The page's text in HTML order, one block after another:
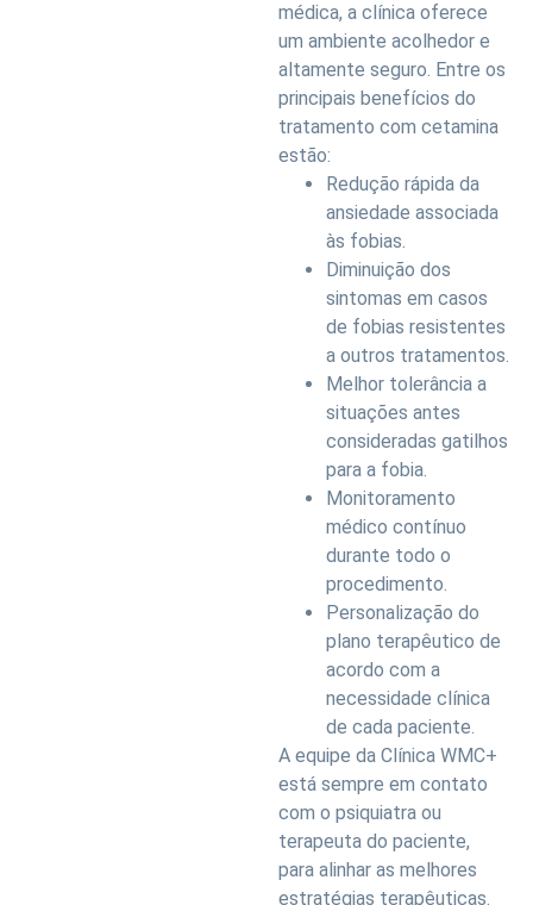
médica, a clínica oferece
um ambiente acolhedor e
altamente seguro. Entre os
principais benefícios do
tratamento com cetamina
estão:
Redução rápida da
ansiedade associada
às fobias.
Diminuição dos
sintomas em casos
de fobias resistentes
a outros tratamentos.
Melhor tolerância a
situações antes
consideradas gatilhos
para a fobia.
Monitoramento
médico contínuo
durante todo o
procedimento.
Personalização do
plano terapêutico de
acordo com a
necessidade clínica
de cada paciente.
A equipe da Clínica WMC+
está sempre em contato
com o psiquiatra ou
terapeuta do paciente,
para alinhar as melhores
estratégias terapêuticas.